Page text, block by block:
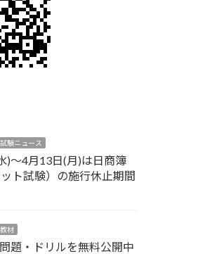
試験ニュース
)～4月13日(月)は日商簿
ト試験）の施行休止期間
教材
題・ドリルを無料公開中